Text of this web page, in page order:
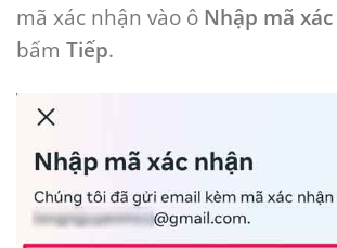
mã xác nhận vào ô Nhập mã
bấm Tiếp.